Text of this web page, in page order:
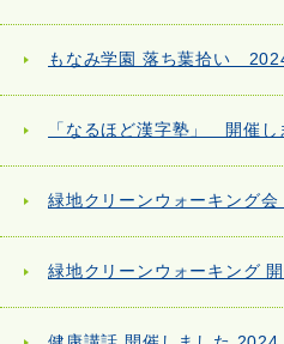
もなみ学園 落ち葉拾い
「なるほど漢字塾」 開催
緑地クリーンウォーキング
緑地クリーンウォーキング